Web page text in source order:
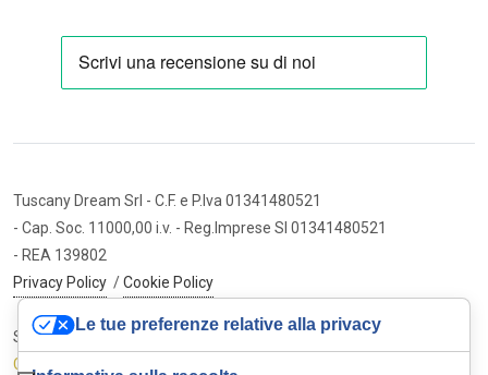
Tuscany Dream Srl - C.F. e P.Iva 01341480521
- Cap. Soc. 11000,00 i.v. - Reg.Imprese SI 01341480521
- REA 139802
Privacy Policy /Cookie Policy
Sito internet ed e-commerce
Cybermarket Web Agency
Le tue preferenze relative alla privacy